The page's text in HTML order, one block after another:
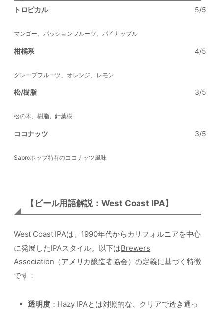
トロピカル 5/5
マンゴー、パッションフルーツ、パイナップル
柑橘系 4/5
グレープフルーツ、オレンジ、レモン
松/樹脂 3/5
松の木、樹脂、針葉樹
ココナッツ 3/5
Sabroホップ特有のココナッツ風味
【ビール用語解説：West Coast IPA】
West Coast IPAは、1990年代からカリフォルニアを中心
に発展したIPAスタイル。以下はBrewers
Association（アメリカ醸造者協会）の定義に基づく特徴
です：
透明度 ：Hazy IPAとは対照的な、クリアで透き通っ